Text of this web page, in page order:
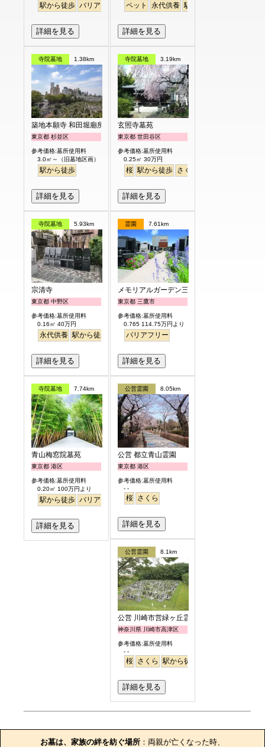
駅から徒歩 バリアフリー 永代供養 ペット
詳細を見る
ペット 永代供養 駅から徒歩
詳細を見る
寺院墓地 1.38km
築地本願寺 和田堀廟所
東京都 杉並区
参考価格:墓所使用料
3.0㎡～（旧墓地区画） 都度お見積り
駅から徒歩
詳細を見る
寺院墓地 3.19km
玄照寺墓苑
東京都 世田谷区
参考価格:墓所使用料
0.25㎡ 30万円
桜 駅から徒歩 さくら
詳細を見る
寺院墓地 5.93km
宗清寺
東京都 中野区
参考価格:墓所使用料
0.16㎡ 40万円
永代供養 駅から徒歩
詳細を見る
霊園 7.61km
メモリアルガーデン三鷹
東京都 三鷹市
参考価格:墓所使用料
0.765 114.75万円より
バリアフリー
詳細を見る
寺院墓地 7.74km
青山梅窓院墓苑
東京都 港区
参考価格:墓所使用料
0.20㎡ 100万円より
駅から徒歩 バリアフリー 永代供養
詳細を見る
公営霊園 8.05km
公営 都立青山霊園
東京都 港区
参考価格:墓所使用料
- -
桜 さくら
詳細を見る
公営霊園 8.1km
公営 川崎市営緑ヶ丘霊園
神奈川県 川崎市高津区
参考価格:墓所使用料
- -
桜 さくら 駅から徒歩
詳細を見る
お墓は、家族の絆を紡ぐ場所 ：両親が亡くなった時、